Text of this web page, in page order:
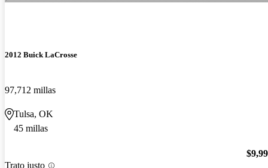
2012 Buick LaCrosse
97,712 millas
Tulsa, OK
45 millas
Trato justo